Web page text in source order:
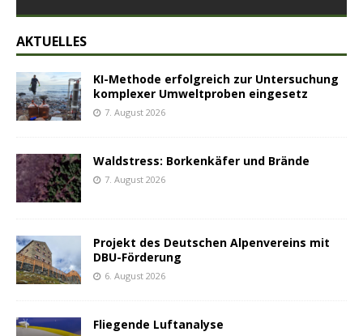
AKTUELLES
KI-Methode erfolgreich zur Untersuchung
komplexer Umweltproben eingesetz
7. August 2026
Waldstress: Borkenkäfer und Brände
7. August 2026
Projekt des Deutschen Alpenvereins mit
DBU-Förderung
6. August 2026
Fliegende Luftanalyse